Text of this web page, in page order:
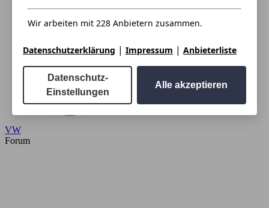
VW
Forum
Wir arbeiten mit 228 Anbietern zusammen.
Datenschutzerklärung | Impressum | Anbieterliste
Datenschutz-
Einstellungen
Alle akzeptieren